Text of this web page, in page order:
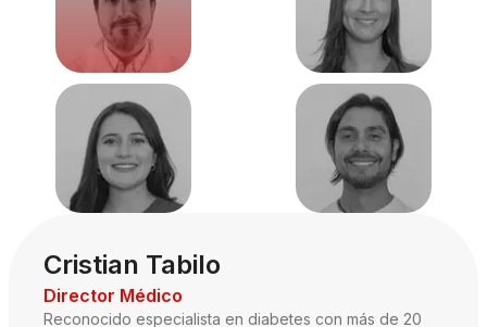
Cristian Tabilo
Director Médico
Reconocido especialista en diabetes con más de 20